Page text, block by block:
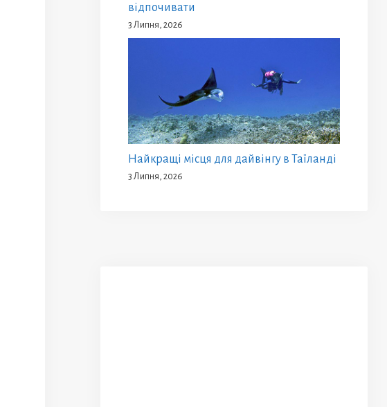
відпочивати
3 Липня, 2026
Найкращі місця для дайвінгу в Таїланді
3 Липня, 2026